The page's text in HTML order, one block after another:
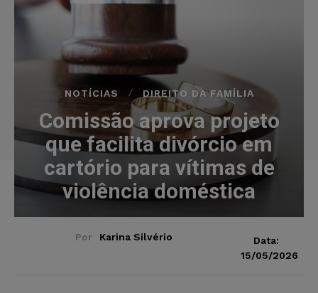
NOTÍCIAS DIREITO DA FAMÍLIA
Comissão aprova projeto
que facilita divórcio em
cartório para vítimas de
violência doméstica
Por Karina Silvério
Data:
15/05/2026